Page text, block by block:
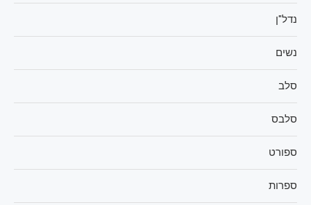
נדל"ן
נשים
סלב
סלבס
ספורט
ספרות